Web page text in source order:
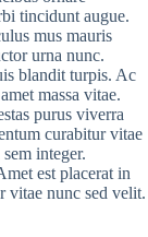
tincidunt augue.
mus mauris
urna nunc.
blandit turpis. Ac
massa vitae.
purus viverra
curabitur vitae
integer.
est placerat in
vitae nunc sed velit.